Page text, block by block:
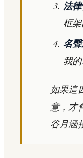
法
框
名
我
如果這
意，才
谷月涵